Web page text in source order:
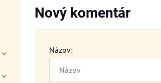
Nový komentár
Názov: